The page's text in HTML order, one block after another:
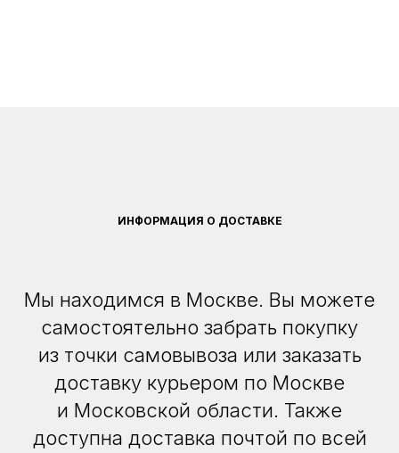
ИНФОРМАЦИЯ О ДОСТАВКЕ
Мы находимся в Москве. Вы можете
самостоятельно забрать покупку
из точки самовывоза или заказать
доставку курьером по Москве
и Московской области. Также
доступна доставка почтой по всей